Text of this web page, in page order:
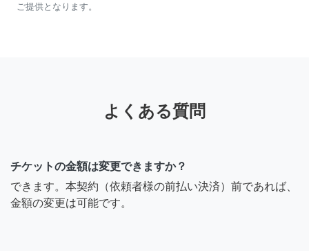
ご提供となります。
よくある質問
チケットの金額は変更できますか？
できます。本契約（依頼者様の前払い決済）前であれば、
金額の変更は可能です。